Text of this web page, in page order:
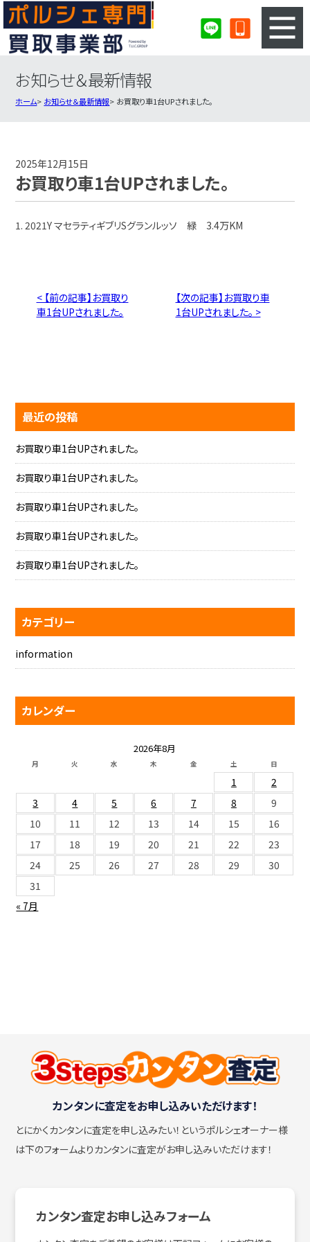
3ステップのカンタン査定
ポルシェ買取実績
お知らせ＆最新情報
ホーム お知らせ＆最新情報 お買取り車1台UPされました。
2025年12月15日
お買取り車1台UPされました。
1. 2021Y マセラティギブリSグランルッソ 緑 3.4万KM
< 【前の記事】お買取り
車1台UPされました。
【次の記事】お買取り車
1台UPされました。 >
最近の投稿
お買取り車1台UPされました。
お買取り車1台UPされました。
お買取り車1台UPされました。
お買取り車1台UPされました。
お買取り車1台UPされました。
カテゴリー
information
カレンダー
2026年8月
月 火 水 木 金 土 日
« 7月
1
2
3
4 5 6 7 8
9
10
11 12 13 14 15
16
17
18 19 20 21 22
23
24
25 26 27 28 29
30
31
カンタンに査定をお申し込みいただけます！
とにかくカンタンに査定を申し込みたい！ というポルシェオーナー様
は下のフォームよりカンタンに査定がお申し込みいただけます！
カンタン査定お申し込みフォーム